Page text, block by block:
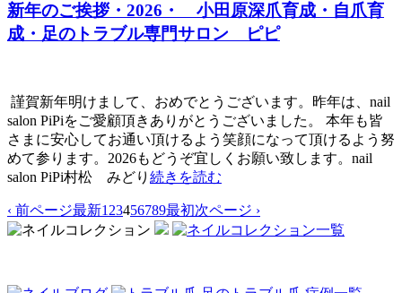
新年のご挨拶・2026・ 小田原深爪育成・自爪育
成・足のトラブル専門サロン ピピ
謹賀新年明けまして、おめでとうございます。昨年は、nail
salon PiPiをご愛顧頂きありがとうございました。 本年も皆
さまに安心してお通い頂けるよう笑顔になって頂けるよう努
めて参ります。2026もどうぞ宜しくお願い致します。nail
salon PiPi村松 みどり 続きを読む
‹ 前ページ最新1 23456789最初次ページ ›